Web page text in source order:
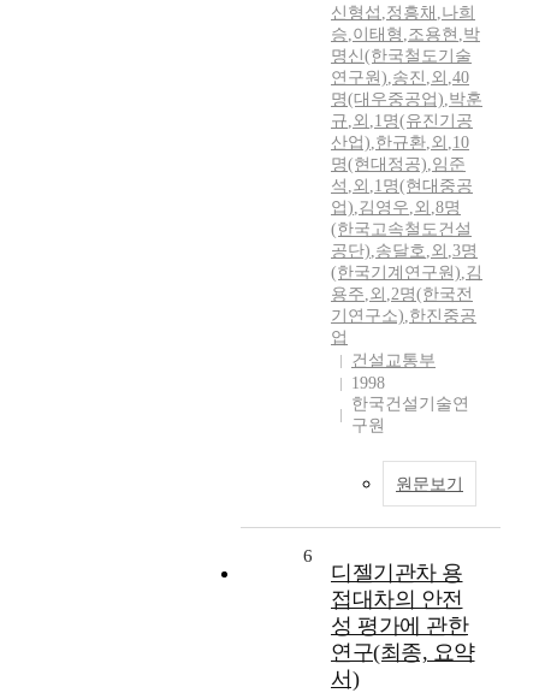
신형섭 ,정흥채 ,나희
승,이태형 ,조용현 ,박
명신(한국철도기술
연구원),송진 ,외 ,40
명(대우중공업),박훈
규,외 ,1명(유진기공
산업),한규환,외 ,10
명(현대정공),임준
석 ,외 ,1명(현대중공
업),김영우,외 ,8명
(한국고속철도건설
공단),송달호,외 ,3명
(한국기계연구원),김
용주,외 ,2명(한국전
기연구소),한진중공
업
건설교통부
1998
한국건설기술연
구원
원문보기
6
디젤기관차 용
접대차의 안전
성 평가에 관한
연구(최종, 요약
서)